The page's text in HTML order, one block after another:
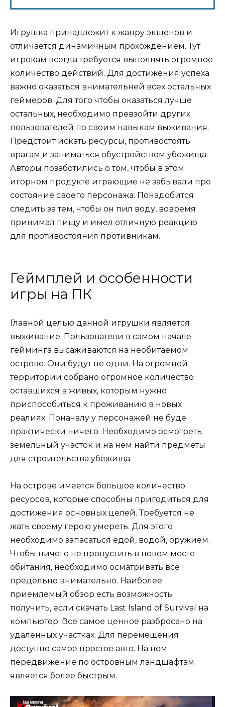
Игрушка принадлежит к жанру экшенов и
отличается динамичным прохождением. Тут
игрокам всегда требуется выполнять огромное
количество действий. Для достижения успеха
важно оказаться внимательней всех остальных
геймеров. Для того чтобы оказаться лучше
остальных, необходимо превзойти других
пользователей по своим навыкам выживания.
Предстоит искать ресурсы, противостоять
врагам и заниматься обустройством убежища.
Авторы позаботились о том, чтобы в этом
игорном продукте играющие не забывали про
состояние своего персонажа. Понадобится
следить за тем, чтобы он пил воду, вовремя
принимал пищу и имел отличную реакцию
для противостояния противникам.
Геймплей и особенности
игры на ПК
Главной целью данной игрушки является
выживание. Пользователи в самом начале
гейминга высаживаются на необитаемом
острове. Они будут не одни. На огромной
территории собрано огромное количество
оставшихся в живых, которым нужно
приспособиться к проживанию в новых
реалиях. Поначалу у персонажей не буде
практически ничего. Необходимо осмотреть
земельный участок и на нем найти предметы
для строительства убежища.
На острове имеется большое количество
ресурсов, которые способны пригодиться для
достижения основных целей. Требуется не
жать своему герою умереть. Для этого
необходимо запасаться едой, водой, оружием.
Чтобы ничего не пропустить в новом месте
обитания, необходимо осматривать все
предельно внимательно. Наиболее
приемлемый обзор есть возможность
получить, если скачать Last Island of Survival на
компьютер. Все самое ценное разбросано на
удаленных участках. Для перемещения
доступно самое простое авто. На нем
передвижение по островным ландшафтам
является более быстрым.